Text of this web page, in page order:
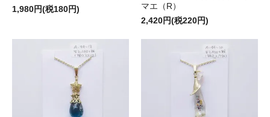
1,980円(税180円)
マエ（R）
2,420円(税220円)